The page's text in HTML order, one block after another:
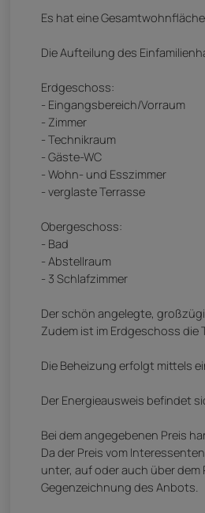
Es hat eine
Die Aufteilung des
Erdgeschoss:
- Eingangsbereich/Vorraum
- Zimmer
- Technikraum
- Gäste-WC
- Wohn- und Esszimmer
- verglaste Terrasse
Obergeschoss:
- Bad
- Abstellraum
- 3 Schlafzimmer
Der schön angelegte,
Zudem ist im Erdgeschoss
Die Beheizung erfolgt mittels
Der Energieausweis befindet
Bei dem angegebenen Preis
Da der Preis vom
unter, auf oder auch über
Gegenzeichnung des Anbots.